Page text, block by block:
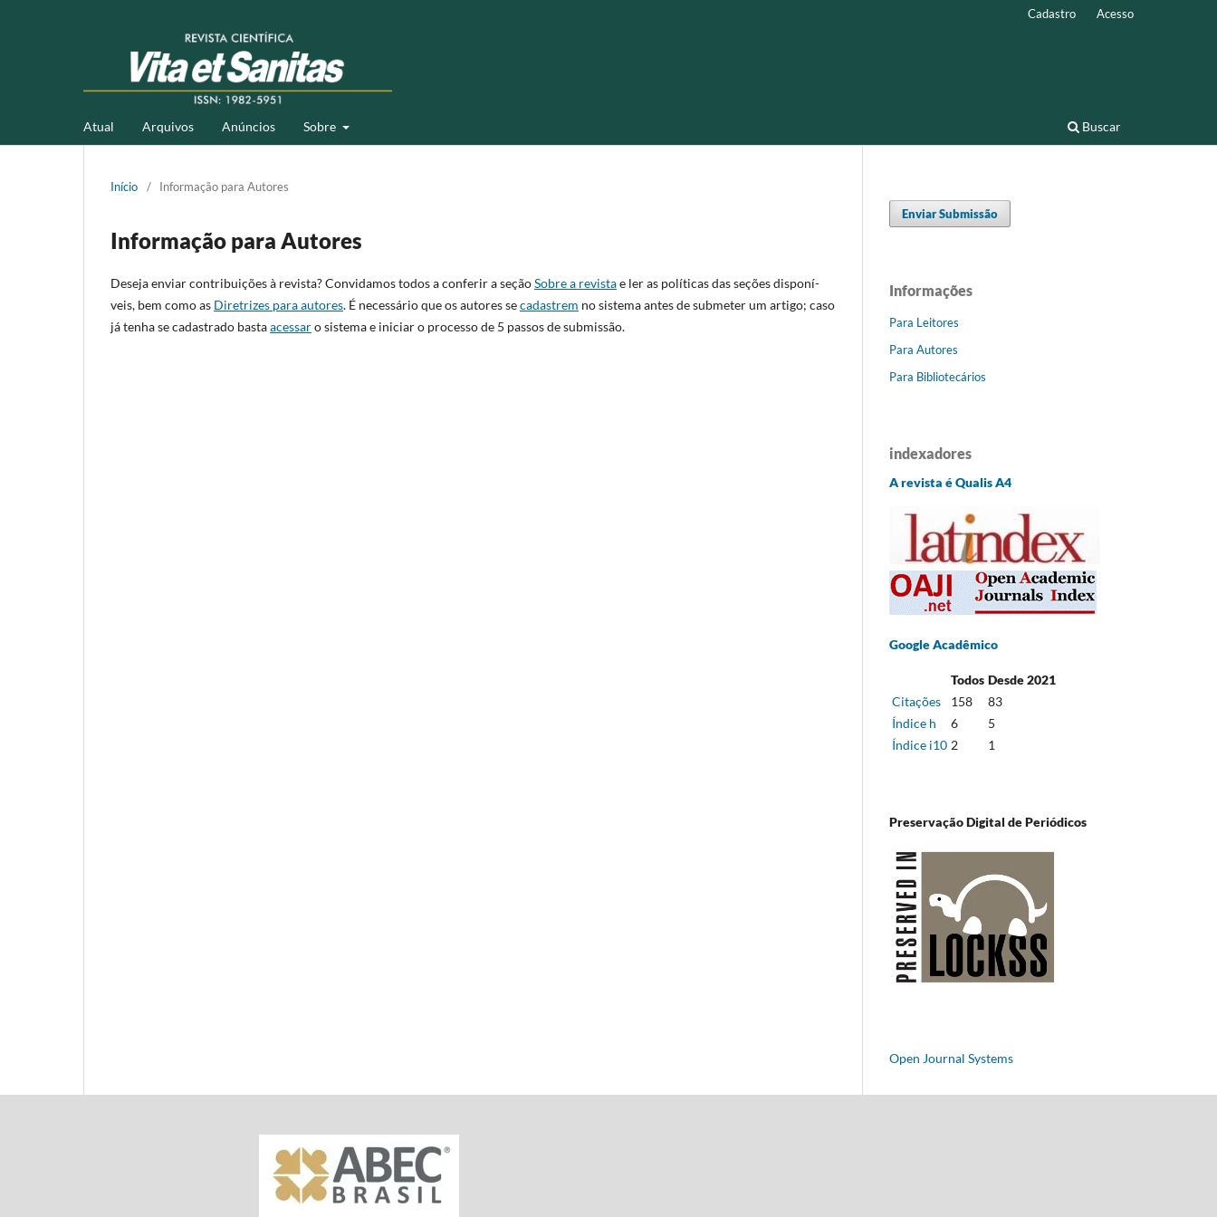
Atual Arquivos Anúncios Sobre Buscar
Cadastro Acesso
Início / Informação para Autores
Informação para Autores
Deseja enviar contribuições à revista? Convidamos todos a conferir a seçãoSobre a revistae ler as polí­ticas das seções disponí­
veis, bem como as Diretrizes para autores. É necessário que os autores secadastrem no sistema antes de submeter um artigo; caso
já tenha se cadastrado bastaacessaro sistema e iniciar o processo de 5 passos de submissão.
Enviar Submissão
Informações
Para Leitores
Para Autores
Para Bibliotecários
indexadores
A revista é Qualis A4
Google Acadêmico
Todos Desde 2021
Citações
158
83
Índice h
6
5
Índice i10 2 1
Preservação Digital de Periódicos
Open Journal Systems